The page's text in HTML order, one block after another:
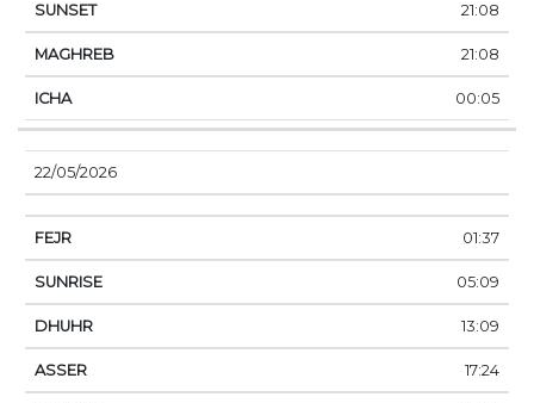
21:08
21:08
00:05
22/05/2026
01:37
05:09
13:09
17:24